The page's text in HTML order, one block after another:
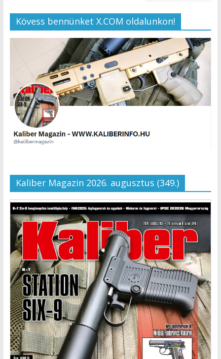
Kövess bennünket X.COM oldalunkon!
Kaliber Magazin 2026. augusztus (349.)